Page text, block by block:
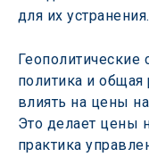
для их устранения.
Геополитические
политика и
влиять на цены
Это делает цены
практика